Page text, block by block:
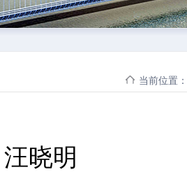
当前位置：
汪晓明